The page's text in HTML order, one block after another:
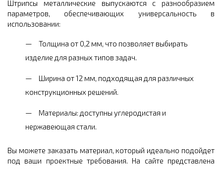
Штрипсы металлические выпускаются с разнообразием
параметров, обеспечивающих универсальность в
использовании:
Толщина от 0,2 мм, что позволяет выбирать
изделие для разных типов задач.
Ширина от 12 мм, подходящая для различных
конструкционных решений.
Материалы: доступны углеродистая и
нержавеющая стали.
Вы можете заказать материал, который идеально подойдет
под ваши проектные требования. На сайте представлена